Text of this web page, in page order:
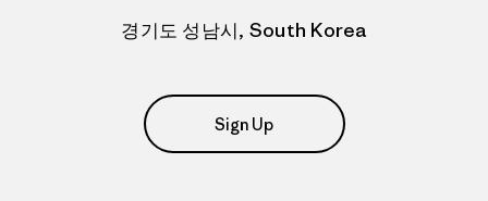
경기도 성남시, South Korea
Sign Up